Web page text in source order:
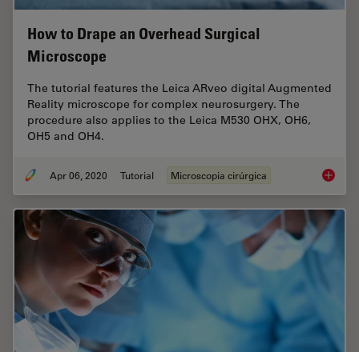
How to Drape an Overhead Surgical
Microscope
The tutorial features the Leica ARveo digital Augmented
Reality microscope for complex neurosurgery. The
procedure also applies to the Leica M530 OHX, OH6,
OH5 and OH4.
Apr 06, 2020 Tutorial Microscopia cirúrgica How to